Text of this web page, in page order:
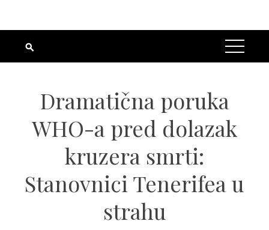
Dramatična poruka
WHO-a pred dolazak
kruzera smrti:
Stanovnici Tenerifea u
strahu